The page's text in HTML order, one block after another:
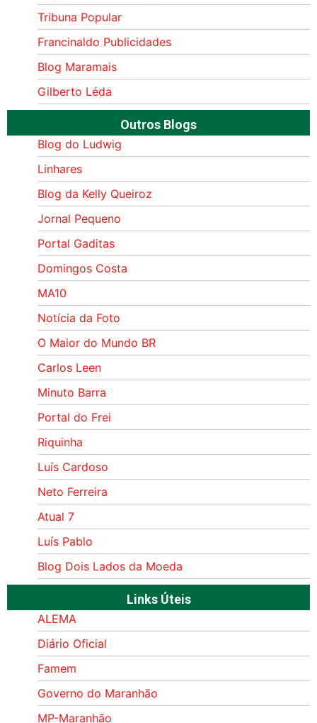
Tribuna Popular
Francinaldo Publicidades
Blog Maramais
Gilberto Léda
Outros Blogs
Blog do Ludwig
Linhares
Blog da Kelly Queiroz
Jornal Pequeno
Portal Gaditas
Domingos Costa
MA10
Notícia da Foto
O Maior do Mundo BR
Carlos Leen
Minuto Barra
Portal do Frei
Riquinha
Luís Cardoso
Neto Ferreira
Atual 7
Luís Pablo
Blog Dois Lados da Moeda
Links Úteis
ALEMA
Diário Oficial
Famem
Governo do Maranhão
MP-Maranhão